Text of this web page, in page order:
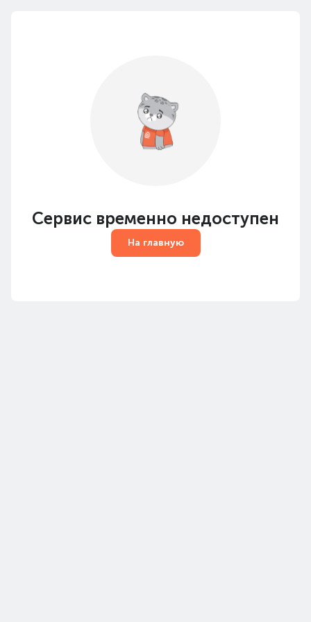
Сервис временно недоступен
На главную